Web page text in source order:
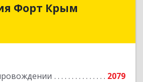
Форт Крым
2079
Симферополь г, Киевская